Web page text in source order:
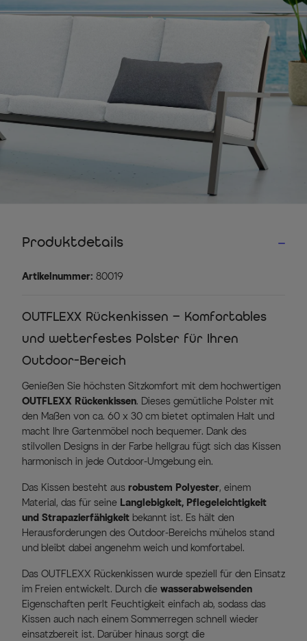
Produktdetails
Artikelnummer: 80019
OUTFLEXX Rückenkissen – Komfortables
und wetterfestes Polster für Ihren
Outdoor-Bereich
Genießen Sie höchsten Sitzkomfort mit dem hochwertigen
OUTFLEXX Rückenkissen. Dieses gemütliche Polster mit
den Maßen von ca. 60 x 30 cm bietet optimalen Halt und
macht Ihre Gartenmöbel noch bequemer. Dank des
stilvollen Designs in der Farbe hellgrau fügt sich das Kissen
harmonisch in jede Outdoor-Umgebung ein.
Das Kissen besteht aus robustem Polyester, einem
Material, das für seine Langlebigkeit, Pflegeleichtigkeit
und Strapazierfähigkeit bekannt ist. Es hält den
Herausforderungen des Outdoor-Bereichs mühelos stand
und bleibt dabei angenehm weich und komfortabel.
Das OUTFLEXX Rückenkissen wurde speziell für den Einsatz
im Freien entwickelt. Durch die wasserabweisenden
Eigenschaften perlt Feuchtigkeit einfach ab, sodass das
Kissen auch nach einem Sommerregen schnell wieder
einsatzbereit ist. Darüber hinaus sorgt die